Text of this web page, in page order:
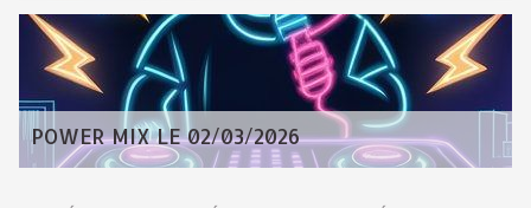
POWER MIX LE 02/03/2026